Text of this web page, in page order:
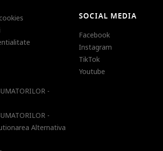
-
-
Alternativa
SOCIAL MEDIA
Facebook
Instagram
TikTok
Youtube